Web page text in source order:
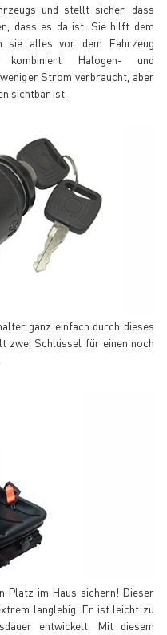
und stellt sicher, dass
dass es da ist. Sie hilft dem
sie alles vor dem Fahrzeug
kombiniert Halogen- und
Strom verbraucht, aber
sichtbar ist.
ganz einfach durch dieses
zwei Schlüssel für einen noch
Platz im Haus sichern! Dieser
langlebig. Er ist leicht zu
entwickelt. Mit diesem